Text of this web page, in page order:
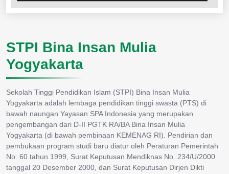
STPI Bina Insan Mulia
Yogyakarta
Sekolah Tinggi Pendidikan Islam (STPI) Bina Insan Mulia
Yogyakarta adalah lembaga pendidikan tinggi swasta (PTS) di
bawah naungan Yayasan SPA Indonesia yang merupakan
pengembangan dari D-II PGTK RA/BA Bina Insan Mulia
Yogyakarta (di bawah pembinaan KEMENAG RI). Pendirian dan
pembukaan program studi baru diatur oleh Peraturan Pemerintah
No. 60 tahun 1999, Surat Keputusan Mendiknas No. 234/U/2000
tanggal 20 Desember 2000, dan Surat Keputusan Dirjen Dikti